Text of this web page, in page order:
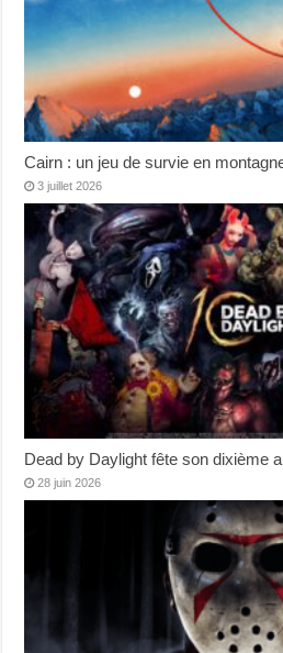
Cairn : un jeu de survie en
3 juillet 2026
Dead by Daylight fête son dixième
28 juin 2026